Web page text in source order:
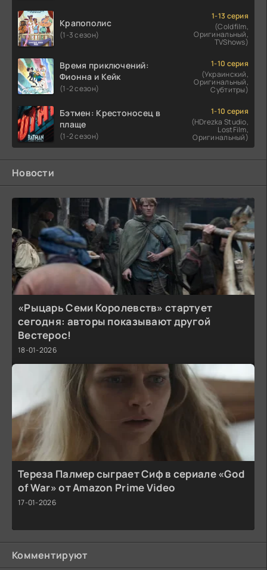
Крапополис
(1-3 сезон)
1-13 серия
(Coldfilm,
Оригинальный,
TVShows)
Время приключений:
Фионна и Кейк
(1-2 сезон)
1-10 серия
(Украинский,
Оригинальный,
Субтитры)
Бэтмен: Крестоносец в
плаще
(1-2 сезон)
1-10 серия
(HDrezka Studio,
LostFilm,
Оригинальный)
Новости
«Рыцарь Семи Королевств» стартует
сегодня: авторы показывают другой
Вестерос!
18-01-2026
Тереза Палмер сыграет Сиф в сериале «God
of War» от Amazon Prime Video
17-01-2026
Комментируют